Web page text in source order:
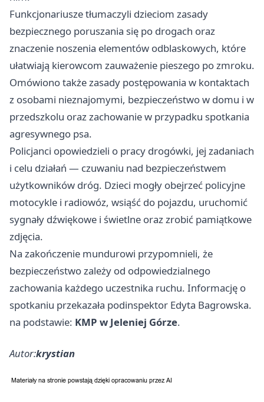
Funkcjonariusze tłumaczyli dzieciom zasady
bezpiecznego poruszania się po drogach oraz
znaczenie noszenia elementów odblaskowych, które
ułatwiają kierowcom zauważenie pieszego po zmroku.
Omówiono także zasady postępowania w kontaktach
z osobami nieznajomymi, bezpieczeństwo w domu i w
przedszkolu oraz zachowanie w przypadku spotkania
agresywnego psa.
Policjanci opowiedzieli o pracy drogówki, jej zadaniach
i celu działań — czuwaniu nad bezpieczeństwem
użytkowników dróg. Dzieci mogły obejrzeć policyjne
motocykle i radiowóz, wsiąść do pojazdu, uruchomić
sygnały dźwiękowe i świetlne oraz zrobić pamiątkowe
zdjęcia.
Na zakończenie mundurowi przypomnieli, że
bezpieczeństwo zależy od odpowiedzialnego
zachowania każdego uczestnika ruchu. Informację o
spotkaniu przekazała podinspektor Edyta Bagrowska.
na podstawie: KMP w Jeleniej Górze.
Autor:krystian